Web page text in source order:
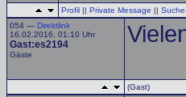
Profil || Private Message || Suche
054 — Direktlink
16.02.2016, 01:10 Uhr
Gast:es2194
Gäste
(Gast)